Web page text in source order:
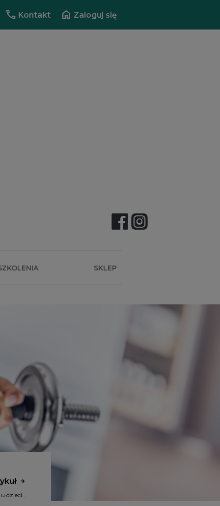
call Kontakt home Zaloguj się
SKLEP
dzieci...